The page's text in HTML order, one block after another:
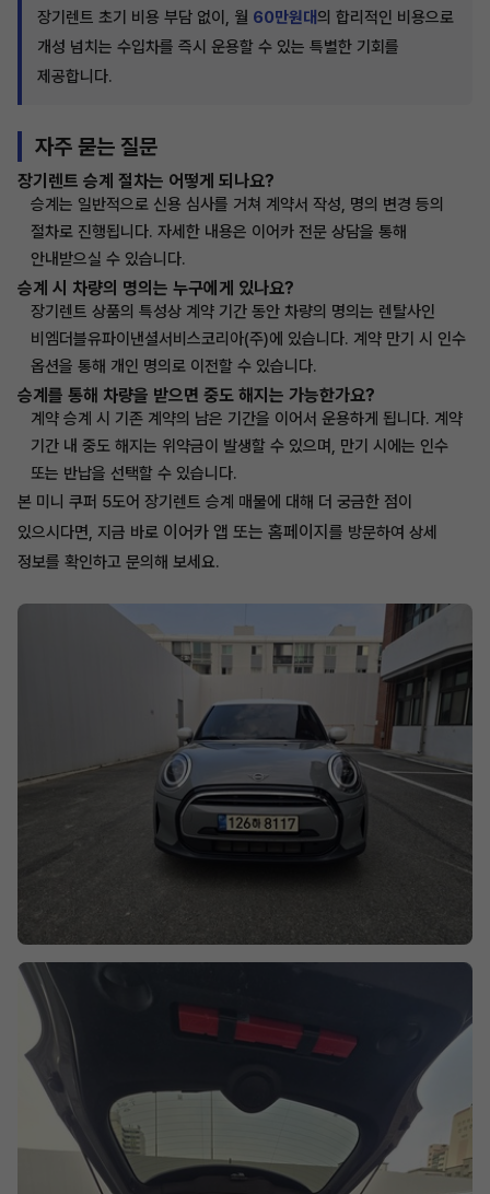
장기렌트 초기 비용 부담 없이, 월 60만원대의 합리적인 비용으로
개성 넘치는 수입차를 즉시 운용할 수 있는 특별한 기회를
제공합니다.
자주 묻는 질문
장기렌트 승계 절차는 어떻게 되나요?
승계는 일반적으로 신용 심사를 거쳐 계약서 작성, 명의 변경 등의
절차로 진행됩니다. 자세한 내용은 이어카 전문 상담을 통해
안내받으실 수 있습니다.
승계 시 차량의 명의는 누구에게 있나요?
장기렌트 상품의 특성상 계약 기간 동안 차량의 명의는 렌탈사인
비엠더블유파이낸셜서비스코리아(주)에 있습니다. 계약 만기 시 인수
옵션을 통해 개인 명의로 이전할 수 있습니다.
승계를 통해 차량을 받으면 중도 해지는 가능한가요?
계약 승계 시 기존 계약의 남은 기간을 이어서 운용하게 됩니다. 계약
기간 내 중도 해지는 위약금이 발생할 수 있으며, 만기 시에는 인수
또는 반납을 선택할 수 있습니다.
본 미니 쿠퍼 5도어 장기렌트 승계 매물에 대해 더 궁금한 점이
있으시다면, 지금 바로 이어카 앱 또는 홈페이지 를 방문하여 상세
정보를 확인하고 문의해 보세요.